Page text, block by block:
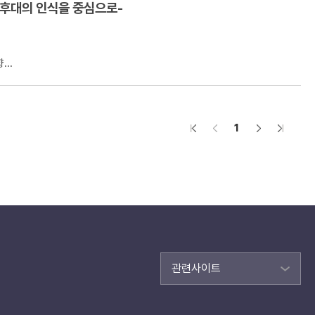
대의 인식을 중심으로-
...
1
관련사이트